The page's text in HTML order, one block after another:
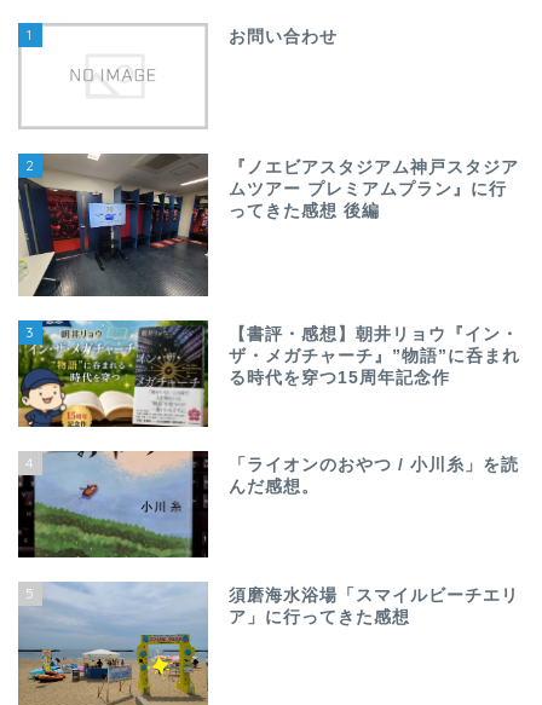
1 お問い合わせ
2
『ノエビアスタジアム神戸スタジア
ムツアー プレミアムプラン』に行
ってきた感想 後編
3
【書評・感想】朝井リョウ『イン・
ザ・メガチャーチ』”物語”に呑まれ
る時代を穿つ15周年記念作
4
「ライオンのおやつ / 小川糸」を読
んだ感想。
5
須磨海水浴場「スマイルビーチエリ
ア」に行ってきた感想